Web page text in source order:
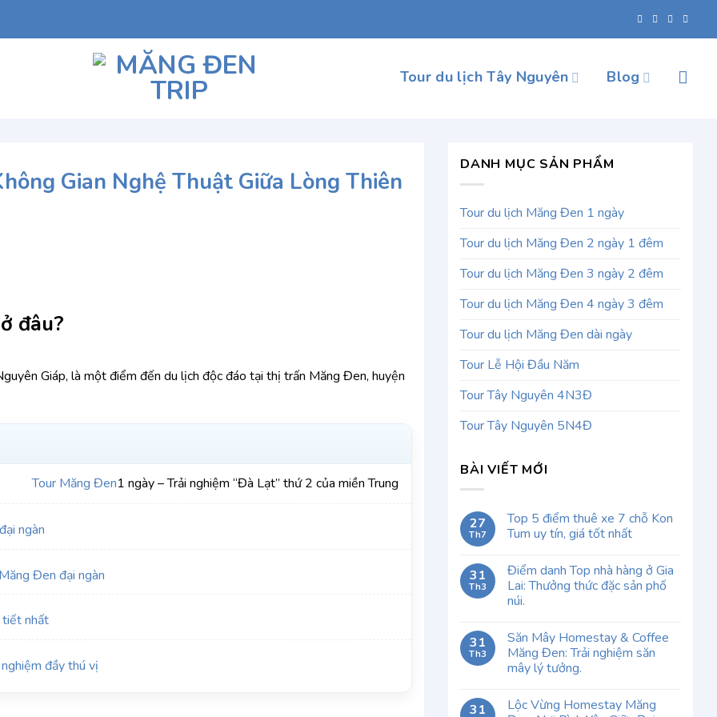
Tour du lịch Tây Nguyên Blog
Gian Nghệ Thuật Giữa Lòng Thiên
đâu?
Giáp, là một điểm đến du lịch độc đáo tại thị trấn Măng Đen, huyện
Tour Măng Đen1 ngày – Trải nghiệm “Đà Lạt” thứ 2 của miền Trung
ngàn
Đen đại ngàn
tiết nhất
đầy thú vị
DANH MỤC SẢN PHẨM
Tour du lịch Măng Đen 1 ngày
Tour du lịch Măng Đen 2 ngày 1 đêm
Tour du lịch Măng Đen 3 ngày 2 đêm
Tour du lịch Măng Đen 4 ngày 3 đêm
Tour du lịch Măng Đen dài ngày
Tour Lễ Hội Đầu Năm
Tour Tây Nguyên 4N3Đ
Tour Tây Nguyên 5N4Đ
BÀI VIẾT MỚI
27
Th7
Top 5 điểm thuê xe 7 chỗ Kon
Tum uy tín, giá tốt nhất
31
Th3
Điểm danh Top nhà hàng ở Gia
Lai: Thưởng thức đặc sản phố
núi.
31
Th3
Săn Mây Homestay & Coffee
Măng Đen: Trải nghiệm săn
mây lý tưởng.
31
Lộc Vừng Homestay Măng